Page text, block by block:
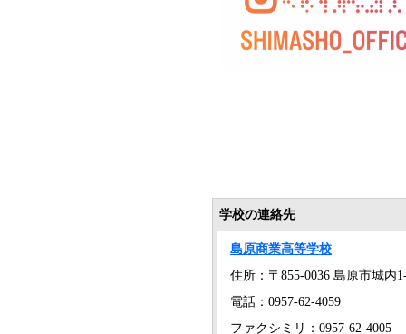
学校の連絡先
島原商業高等学校
住所：〒855-0036 島原市城内
電話：0957-62-4059
ファクシミリ：0957-62-4005